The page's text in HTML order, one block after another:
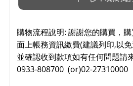
購物流程說明: 謝謝您的購買，
面上帳務資訊繳費(建議列印,以免
並確認收到款項如有任何問題請
0933-808700 (or)02-27310000